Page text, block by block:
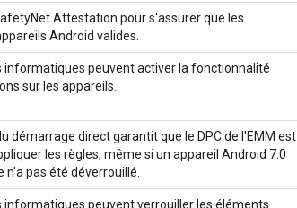
Attestation pour s'assurer que les
Android valides.
informatiques peuvent activer la fonctionnalité
sur les appareils.
démarrage direct garantit que le DPC de l'EMM est
les règles, même si un appareil Android 7.0
pas été déverrouillé.
informatiques peuvent verrouiller les éléments